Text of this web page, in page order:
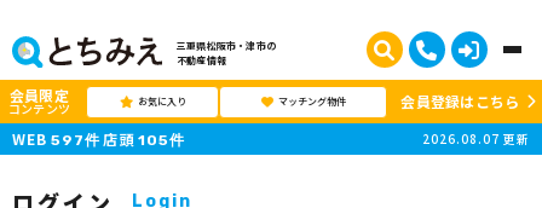
三重県松阪市・津市の
不動産情報
会員限定
コンテンツ お気に入り マッチング物件
会員登録はこちら
WEB 597件 店頭 105件 2026.08.07 更新
Login